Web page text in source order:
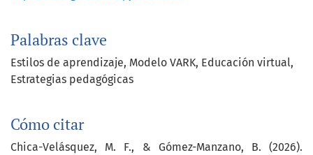
Palabras clave
Estilos de aprendizaje Modelo VARK Educación virtual
Estrategias pedagógicas
Cómo citar
Chica-Velásquez, M. F., & Gómez-Manzano, B. (2026).